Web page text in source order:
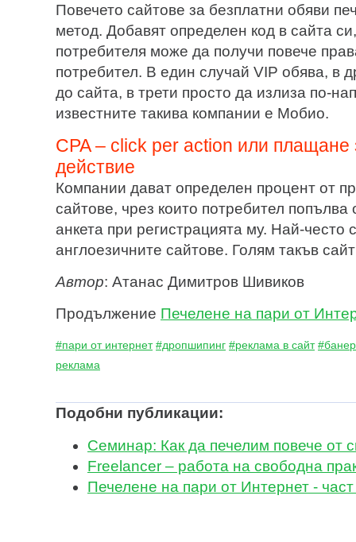
Повечето сайтове за безплатни обяви
метод. Добавят определен код в сайта
потребителя може да получи повече
потребител. В един случай VIP обява, в
до сайта, в трети просто да излиза по-
известните такива компании е Мобио.
CPA – click per action или
действие
Компании дават определен процент от
сайтове, чрез които потребител попълва
анкета при регистрацията му. Най-често
англоезичните сайтове. Голям такъв
Автор: Атанас Димитров Шивиков
Продължение Печелене на пари от
#пари от интернет #дропшипинг #реклама в сайт
реклама
Подобни публикации:
Семинар: Как да печелим повече от
Freelancer – работа на свободна
Печелене на пари от Интернет -